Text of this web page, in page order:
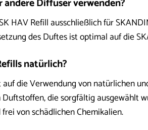
Diffuser verwenden?
HAV Refill ausschließlich für
des Duftes ist optimal auf die
natürlich?
die Verwendung von natürlichen
die sorgfältig ausgewählt
von schädlichen Chemikalien.